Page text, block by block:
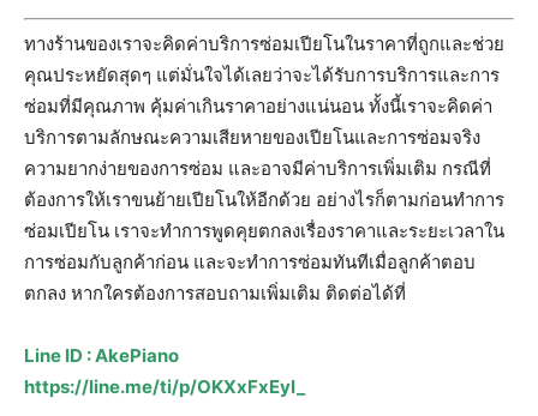
ทางร้านของเราจะคิดค่าบริการซ่อมเปียโนในราคาที่ถูกและช่วย
คุณประหยัดสุดๆ แต่มั่นใจได้เลยว่าจะได้รับการบริการและการ
ซ่อมที่มีคุณภาพ คุ้มค่าเกินราคาอย่างแน่นอน ทั้งนี้เราจะคิดค่า
บริการตามลักษณะความเสียหายของเปียโนและการซ่อมจริง
ความยากง่ายของการซ่อม และอาจมีค่าบริการเพิ่มเติม กรณีที่
ต้องการให้เราขนย้ายเปียโนให้อีกด้วย อย่างไรก็ตามก่อนทำการ
ซ่อมเปียโน เราจะทำการพูดคุยตกลงเรื่องราคาและระยะเวลาใน
การซ่อมกับลูกค้าก่อน และจะทำการซ่อมทันทีเมื่อลูกค้าตอบ
ตกลง หากใครต้องการสอบถามเพิ่มเติม ติดต่อได้ที่
Line ID : AkePiano
https://line.me/ti/p/OKXxFxEyI_